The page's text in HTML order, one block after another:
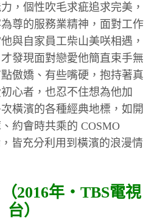
，個性吹毛求疵追求完美，
尊的服務業精神，面對工作
與自家員工柴山美咲相遇，
發現面對戀愛他簡直束手無
傲嬌、有些嘴硬，抱持著真
心者，也忍不住想為他加
橫濱的各種經典地標，如開
約會時共乘的 COSMO
皆充分利用到橫濱的浪漫情
2016年・TBS電視
台）